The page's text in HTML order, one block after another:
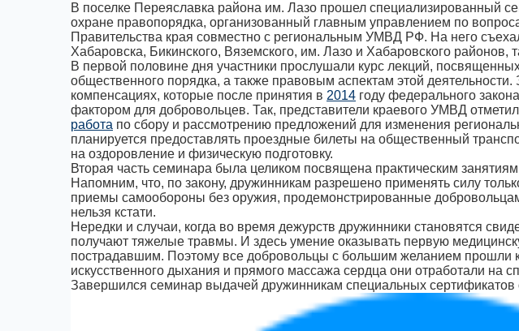
В поселке Переяславка района им. Лазо прошел специализированный
охране правопорядка, организованный главным управлением по
Правительства края совместно с региональным УМВД РФ. На него
Хабаровска, Бикинского, Вяземского, им. Лазо и Хабаровского районов,
В первой половине дня участники прослушали курс лекций,
общественного порядка, а также правовым аспектам этой деятельности.
компенсациях, которые после принятия в 2014 году федерального
фактором для добровольцев. Так, представители краевого УМВД
работа по сбору и рассмотрению предложений для изменения
планируется предоставлять проездные билеты на общественный
на оздоровление и физическую подготовку.
Вторая часть семинара была целиком посвящена практическим
Напомним, что, по закону, дружинникам разрешено применять силу
приемы самообороны без оружия, продемонстрированные
нельзя кстати.
Нередки и случаи, когда во время дежурств дружинники становятся
получают тяжелые травмы. И здесь умение оказывать первую
пострадавшим. Поэтому все добровольцы с большим желанием прошли
искусственного дыхания и прямого массажа сердца они отработали на
Завершился семинар выдачей дружинникам специальных сертификатов